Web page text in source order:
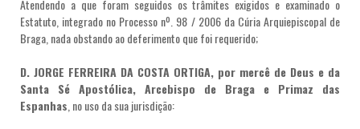
Atendendo a que foram seguidos os trâmites exigidos e examinado o
Estatuto, integrado no Processo nº. 98 / 2006 da Cúria Arquiepiscopal de
Braga, nada obstando ao deferimento que foi requerido;
D. JORGE FERREIRA DA COSTA ORTIGA, por mercê de Deus e da
Santa Sé Apostólica, Arcebispo de Braga e Primaz das
Espanhas , no uso da sua jurisdição: